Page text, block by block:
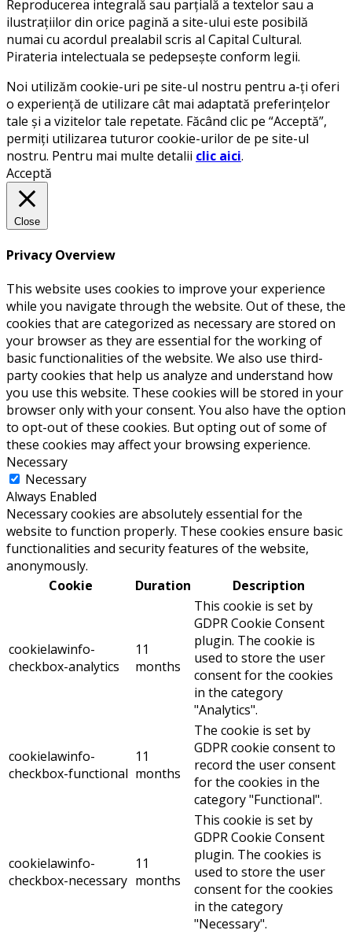
Reproducerea integrală sau parțială a textelor sau a
ilustrațiilor din orice pagină a site-ului este posibilă
numai cu acordul prealabil scris al Capital Cultural.
Pirateria intelectuala se pedepsește conform legii.
Noi utilizăm cookie-uri pe site-ul nostru pentru a-ți oferi
o experiență de utilizare cât mai adaptată preferințelor
tale și a vizitelor tale repetate. Făcând clic pe “Acceptă”,
permiți utilizarea tuturor cookie-urilor de pe site-ul
nostru. Pentru mai multe detalii clic aici.
Acceptă
Close
Privacy Overview
This website uses cookies to improve your experience
while you navigate through the website. Out of these, the
cookies that are categorized as necessary are stored on
your browser as they are essential for the working of
basic functionalities of the website. We also use third-
party cookies that help us analyze and understand how
you use this website. These cookies will be stored in your
browser only with your consent. You also have the option
to opt-out of these cookies. But opting out of some of
these cookies may affect your browsing experience.
Necessary
Necessary
Always Enabled
Necessary cookies are absolutely essential for the
website to function properly. These cookies ensure basic
functionalities and security features of the website,
anonymously.
Cookie
Duration Description
cookielawinfo-
checkbox-analytics
11
months
This cookie is set by
GDPR Cookie Consent
plugin. The cookie is
used to store the user
consent for the cookies
in the category
"Analytics".
cookielawinfo-
checkbox-functional
11
months
The cookie is set by
GDPR cookie consent to
record the user consent
for the cookies in the
category "Functional".
cookielawinfo-
checkbox-necessary
11
months
This cookie is set by
GDPR Cookie Consent
plugin. The cookies is
used to store the user
consent for the cookies
in the category
"Necessary".